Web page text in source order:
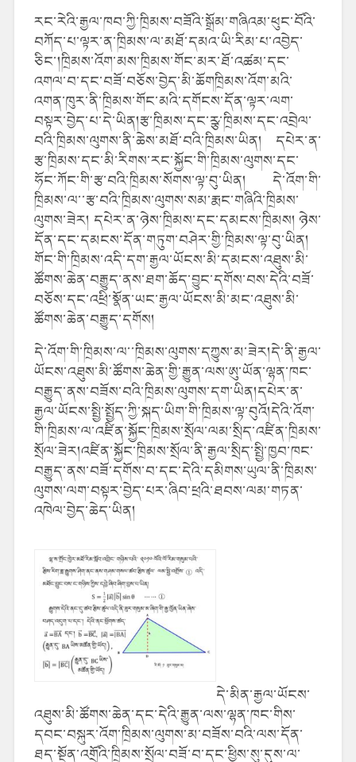
རང་རེའི་རྒྱལ་ཁབ་ཀྱི་ཁྲིམས་བཟོའི་སྒྲོམ་གཞིའམ་ཕུང་བོའི་
བཀོད་པ་ལྟར་ན་ཁྲིམས་ལ་མཐོ་དམའ་ཡི་རིམ་པ་འབྱེད་
ཅིང་།ཁྲིམས་འོག་མས་ཁྲིམས་གོང་མར་ཐོ་འཚམ་དང་
འགལ་བ་དང་བཟོ་བཅོས་བྱེད་མི་ཆོགཁྲིམས་འོག་མའི་
འགན་ཁུར་ནི་ཁྲིམས་གོང་མའི་དགོངས་དོན་ལྟར་ལག་
བསྟར་བྱེད་པ་དེ་ཡིན།རྩ་ཁྲིམས་དང་ཪྩ་ཁྲིམས་དང་འབྲེལ་
བའི་ཁྲིམས་ལུགས་ནི་ཆེས་མཐོ་བའི་ཁྲིམས་ཡིན། དཔེར་ན་
རྩ་ཁྲིམས་དང་མི་རིགས་རང་སྐྱོང་གི་ཁྲིམས་ལུགས་དང་
ཧོང་ཀོང་གི་རྩ་བའི་ཁྲིམས་སོགས་ལྟ་བུ་ཡིན། དེ་འོག་གི་
ཁྲིམས་ལ་་རྩ་བའི་ཁྲིམས་ལུགས་སམ་རྨང་གཞིའི་ཁྲིམས་
ལུགས་ཟེར། དཔེར་ན་ཉེས་ཁྲིམས་དང་དམངས་ཁྲིམས། ཉེས་
དོན་དང་དམངས་དོན་གཏུག་བཤེར་གྱི་ཁྲིམས་ལྟ་བུ་ཡིན།
གོང་གི་ཁྲིམས་འདི་དག་རྒྱལ་ཡོངས་མི་དམངས་འཐུས་མི་
ཚོགས་ཆེན་བརྒྱུད་ནས་ཐག་ཆོད་བྱུང་དགོས་བས་དེའི་བཟོ་
བཅོས་དང་འཕྲི་སྣོན་ཡང་རྒྱལ་ཡོངས་མི་མང་འཐུས་མི་
ཚོགས་ཆེན་བརྒྱུད་དགོས།
དེ་འོག་གི་ཁྲིམས་ལ་་ཁྲིམས་ལུགས་དཀྱུས་མ་ཟེར།དེ་ནི་རྒྱལ་
ཡོངས་འཐུས་མི་ཚོགས་ཆེན་གྱི་རྒྱུན་ལས་ཨུ་ཡོན་ལྷན་ཁང་
བརྒྱུད་ནས་བཟོས་བའི་ཁྲིམས་ལུགས་དག་ཡིན།དཔེར་ན་
རྒྱལ་ཡོངས་སྤྱི་སྤྱོད་ཀྱི་སྐད་ཡིག་གི་ཁྲིམས་ལྟ་བུའོ།དེའི་འོག་
གི་ཁྲིམས་ལ་འཛིན་སྐྱོང་ཁྲིམས་སྲོལ་ལམ་སྲིད་འཛིན་ཁྲིམས་
སྲོལ་ཟེར།འཛིན་སྐྱོང་ཁྲིམས་སྲོལ་ནི་རྒྱལ་སྲིད་སྤྱི་ཁྱབ་ཁང་
བརྒྱུད་ནས་བཟོ་དགོས་བ་དང་དེའི་དམིགས་ཡུལ་ནི་ཁྲིམས་
ལུགས་ལག་བསྟར་བྱེད་པར་ཞིབ་ཕྲའི་ཐབས་ལམ་གཏན་
འཁེལ་བྱེད་ཆེད་ཡིན།
དེ་མིན་རྒྱལ་ཡོངས་
འཐུས་མི་ཚོགས་ཆེན་དང་དེའི་རྒྱུན་ལས་ལྷན་ཁང་གིས་
དབང་བསྐུར་འོག་ཁྲིམས་ལུགས་མ་བཟོས་བའི་ལས་དོན་
ཐད་སྔོན་འགྲོའི་ཁྲིམས་སྲོལ་བཟོ་བ་དང་ཕྱིས་སུ་དུས་ལ་